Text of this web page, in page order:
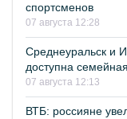
спортсменов
07 августа 12:28
Среднеуральск и
доступна
07 августа 12:13
ВТБ: россияне